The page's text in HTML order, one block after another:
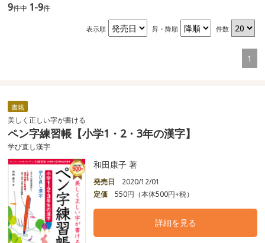
9件中 1-9件
表示順 昇・降順 件数
1
書籍
美しく正しい字が書ける
ペン字練習帳【小学1・2・3年の漢字】
学び直し漢字
和田康子 著
発売日
2020/12/01
定価
550円（本体500円+税）
詳細を見る